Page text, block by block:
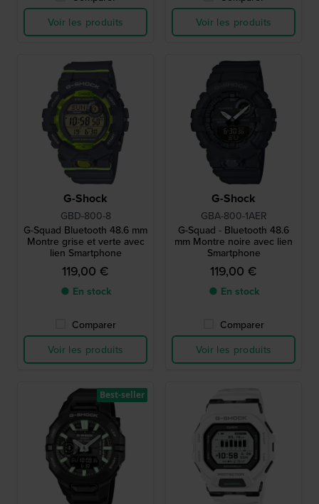
Voir les produits
Voir les produits
G-Shock
GBD-800-8
G-Squad Bluetooth 48.6 mm
Montre grise et verte avec
lien Smartphone
119,00 €
● En stock
Comparer
Voir les produits
G-Shock
GBA-800-1AER
G-Squad - Bluetooth 48.6
mm Montre noire avec lien
Smartphone
119,00 €
● En stock
Comparer
Voir les produits
Best-seller